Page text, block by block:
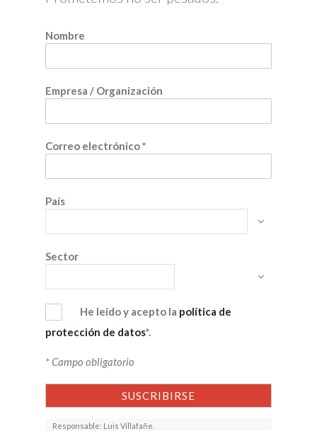
Nombre
Empresa / Organización
Correo electrónico*
País
Sector
He leído y acepto la política de
protección de datos*.
* Campo obligatorio
Responsable: Luis Villafañe.